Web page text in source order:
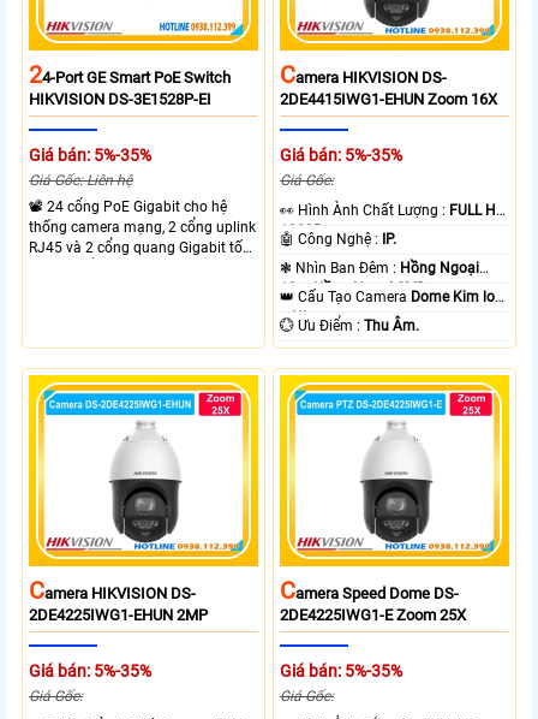
24-Port GE Smart PoE Switch
HIKVISION DS-3E1528P-EI
Giá bán: 5%-35%
Giá Gốc: Liên hệ
📽 24 cổng PoE Gigabit cho hệ
thống camera mạng, 2 cổng uplink
RJ45 và 2 cổng quang Gigabit tốc
CAmera HIKVISION DS-
2DE4415IWG1-EHUN Zoom 16X
Giá bán: 5%-35%
Giá Gốc:
️👀 Hình Ành Chất Lượng : FULL HD
1080P .
🤖️ Công Nghệ :
IP.
❃ Nhìn Ban Đêm : Hồng Ngoại
10m Hồng Ngoại SMD.
👑 Cấu Tạo Camera Dome Kim loại
+ Nhựa.
️💮 Ưu Điểm :Thu Âm.
CAmera HIKVISION DS-
2DE4225IWG1-EHUN 2MP
Giá bán: 5%-35%
Giá Gốc:
CAmera Speed Dome DS-
2DE4225IWG1-E Zoom 25X
Giá bán: 5%-35%
Giá Gốc: